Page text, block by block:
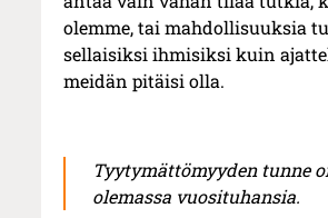
olemme, tai mahdollisuuksia
sellaisiksi ihmisiksi kuin
meidän pitäisi olla.
Tyytymättömyyden tunne
olemassa vuosituhansia.